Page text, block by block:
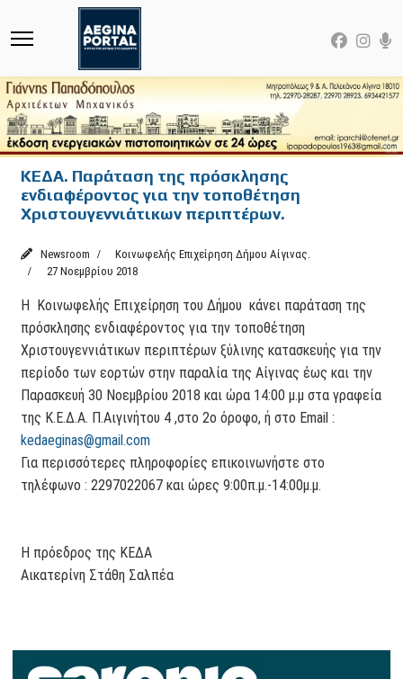
ΚΕΔΑ. Παράταση της πρόσκλησης
ενδιαφέροντος για την τοποθέτηση
Χριστουγεννιάτικων περιπτέρων.
Newsroom
Κοινωφελής Επιχείρηση Δήμου Αίγινας.
27 Νοεμβρίου 2018
Η Κοινωφελής Επιχείρηση του Δήμου κάνει παράταση της
πρόσκλησης ενδιαφέροντος για την τοποθέτηση
Χριστουγεννιάτικων περιπτέρων ξύλινης κατασκευής για την
περίοδο των εορτών στην παραλία της Αίγινας έως και την
Παρασκευή 30 Νοεμβρίου 2018 και ώρα 14:00 μ.μ στα γραφεία
της Κ.Ε.Δ.Α. Π.Αιγινήτου 4 ,στο 2ο όροφο, ή στο Email :
kedaeginas@gmail.com
Για περισσότερες πληροφορίες επικοινωνήστε στο
τηλέφωνο : 2297022067 και ώρες 9:00π.μ.-14:00μ.μ.
Η πρόεδρος της ΚΕΔΑ
Αικατερίνη Στάθη Σαλπέα